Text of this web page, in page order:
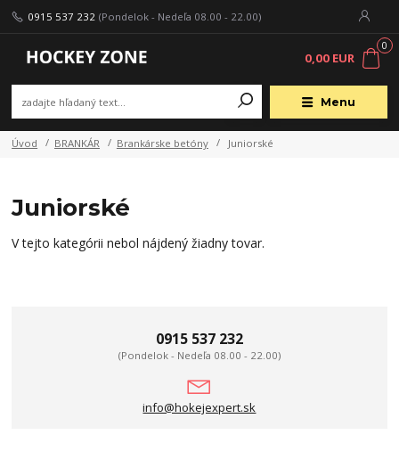
Menu
0915 537 232 (Pondelok - Nedeľa 08.00 - 22.00)
0
0,00 EUR
Úvod BRANKÁR Brankárske betóny Juniorské
Juniorské
V tejto kategórii nebol nájdený žiadny tovar.
0915 537 232
(Pondelok - Nedeľa 08.00 - 22.00)
info@hokejexpert.sk